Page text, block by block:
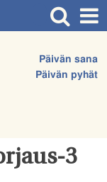
Päivän sana
Päivän pyhät
3